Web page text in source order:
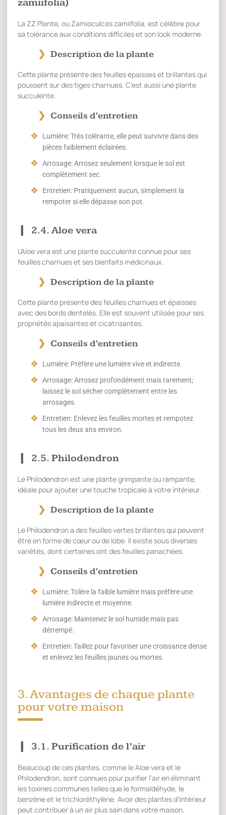
zamiifolia)
La ZZ Plante, ou Zamioculcas zamiifolia, est célèbre pour
sa tolérance aux conditions difficiles et son look moderne.
Description de la plante
Cette plante présente des feuilles épaisses et brillantes qui
poussent sur des tiges charnues. C’est aussi une plante
succulente.
Conseils d’entretien
Lumière: Très tolérante, elle peut survivre dans des
pièces faiblement éclairées.
Arrosage: Arrosez seulement lorsque le sol est
complètement sec.
Entretien: Pratiquement aucun, simplement la
rempoter si elle dépasse son pot.
2.4. Aloe vera
L’Aloe vera est une plante succulente connue pour ses
feuilles charnues et ses bienfaits médicinaux.
Description de la plante
Cette plante présente des feuilles charnues et épaisses
avec des bords dentelés. Elle est souvent utilisée pour ses
propriétés apaisantes et cicatrisantes.
Conseils d’entretien
Lumière: Préfère une lumière vive et indirecte.
Arrosage: Arrosez profondément mais rarement;
laissez le sol sécher complètement entre les
arrosages.
Entretien: Enlevez les feuilles mortes et rempotez
tous les deux ans environ.
2.5. Philodendron
Le Philodendron est une plante grimpante ou rampante,
idéale pour ajouter une touche tropicale à votre intérieur.
Description de la plante
Le Philodendron a des feuilles vertes brillantes qui peuvent
être en forme de cœur ou de lobe. Il existe sous diverses
variétés, dont certaines ont des feuilles panachées.
Conseils d’entretien
Lumière: Tolère la faible lumière mais préfère une
lumière indirecte et moyenne.
Arrosage: Maintenez le sol humide mais pas
détrempé.
Entretien: Taillez pour favoriser une croissance dense
et enlevez les feuilles jaunes ou mortes.
3. Avantages de chaque plante
pour votre maison
3.1. Purification de l’air
Beaucoup de ces plantes, comme le Aloe vera et le
Philodendron, sont connues pour purifier l’air en éliminant
les toxines communes telles que le formaldéhyde, le
benzène et le trichloréthylène. Avoir des plantes d’intérieur
peut contribuer à un air plus sain dans votre maison.